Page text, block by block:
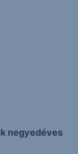
negyedéves